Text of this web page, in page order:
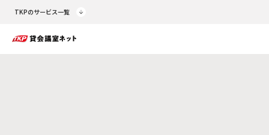
TKPのサービス一覧